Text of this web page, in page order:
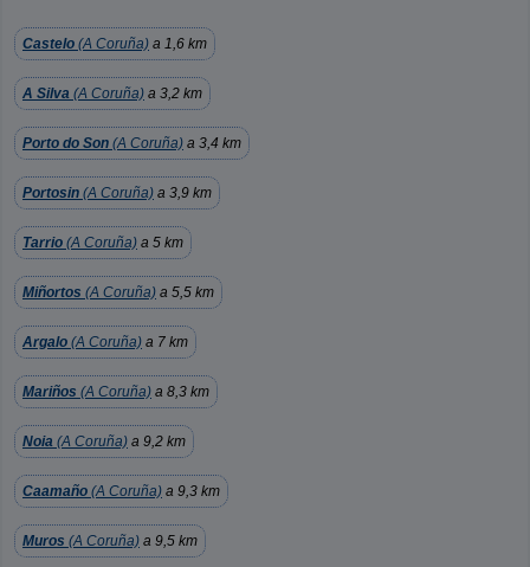
Castelo (A Coruña) a 1,6 km
A Silva (A Coruña) a 3,2 km
Porto do Son (A Coruña) a 3,4 km
Portosin (A Coruña) a 3,9 km
Tarrio (A Coruña) a 5 km
Miñortos (A Coruña) a 5,5 km
Argalo (A Coruña) a 7 km
Mariños (A Coruña) a 8,3 km
Noia (A Coruña) a 9,2 km
Caamaño (A Coruña) a 9,3 km
Muros (A Coruña) a 9,5 km